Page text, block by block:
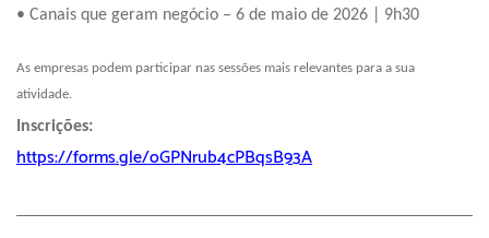
• Canais que geram negócio – 6 de maio de 2026 | 9h30
As empresas podem participar nas sessões mais relevantes para a sua
atividade.
Inscrições:
https://forms.gle/oGPNrub4cPBqsB93A